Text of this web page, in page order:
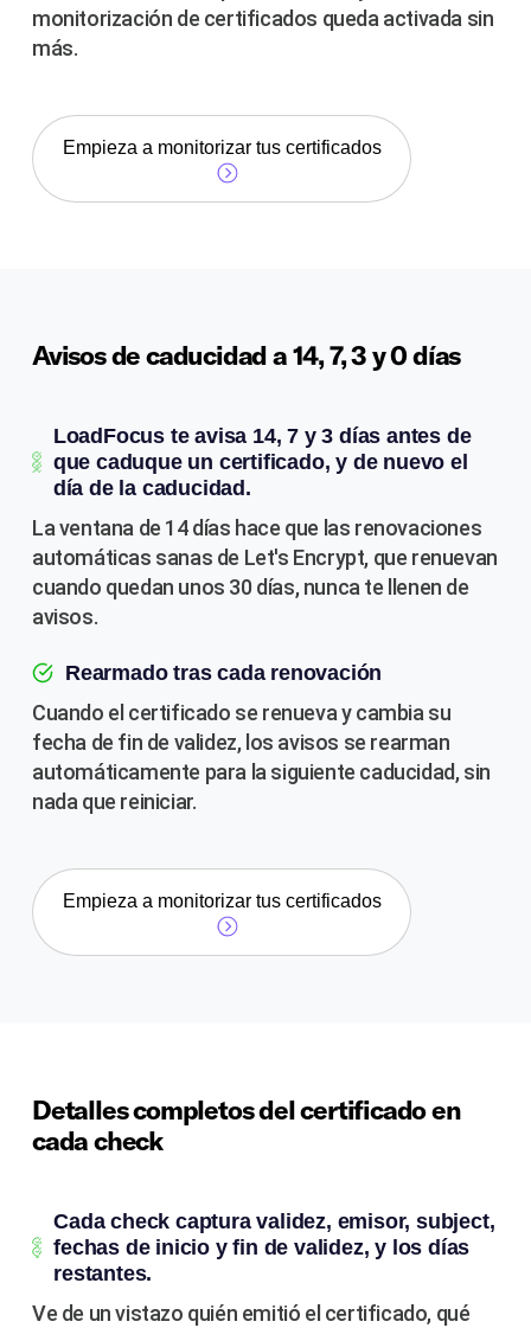
monitorización de certificados queda activada sin
más.
Empieza a monitorizar tus certificados
Avisos de caducidad a 14, 7, 3 y 0 días
LoadFocus te avisa 14, 7 y 3 días antes de
que caduque un certificado, y de nuevo el
día de la caducidad.
La ventana de 14 días hace que las renovaciones
automáticas sanas de Let's Encrypt, que renuevan
cuando quedan unos 30 días, nunca te llenen de
avisos.
Rearmado tras cada renovación
Cuando el certificado se renueva y cambia su
fecha de fin de validez, los avisos se rearman
automáticamente para la siguiente caducidad, sin
nada que reiniciar.
Empieza a monitorizar tus certificados
Detalles completos del certificado en
cada check
Cada check captura validez, emisor, subject,
fechas de inicio y fin de validez, y los días
restantes.
Ve de un vistazo quién emitió el certificado, qué